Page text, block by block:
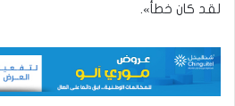
لقد كان خطأ».